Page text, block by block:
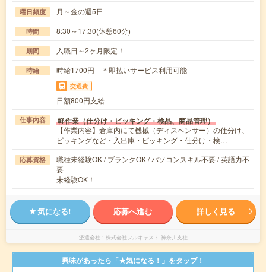
曜日頻度 月～金の週5日
時間 8:30～17:30(休憩60分)
期間 入職日～2ヶ月限定！
時給 時給1700円 ＊即払いサービス利用可能
交通費
日額800円支給
仕事内容 軽作業（仕分け・ピッキング・検品、商品管理）
【作業内容】倉庫内にて機械（ディスペンサー）の仕分け、
ピッキングなど・入出庫・ピッキング・仕分け・検…
応募資格
職種未経験OK / ブランクOK / パソコンスキル不要 / 英語力不
要
未経験OK！
気になる! 応募へ進む 詳しく見る
派遣会社 株式会社フルキャスト 神奈川支社
興味があったら「★気になる！」をタップ！